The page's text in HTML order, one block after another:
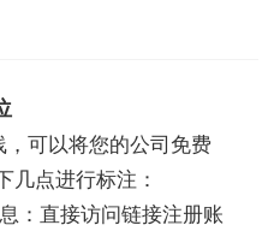
可以将您的公司免费
几点进行标注：
：直接访问链接注册账